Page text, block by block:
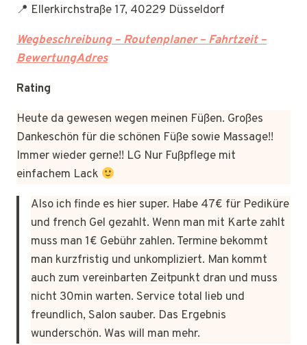
📍 Ellerkirchstraße 17, 40229 Düsseldorf
Wegbeschreibung – Routenplaner – Fahrtzeit –
BewertungAdres
Rating
Heute da gewesen wegen meinen Füßen. Großes
Dankeschön für die schönen Füße sowie Massage!!
Immer wieder gerne!! LG Nur Fußpflege mit
einfachem Lack
Also ich finde es hier super. Habe 47€ für Pediküre
und french Gel gezahlt. Wenn man mit Karte zahlt
muss man 1€ Gebühr zahlen. Termine bekommt
man kurzfristig und unkompliziert. Man kommt
auch zum vereinbarten Zeitpunkt dran und muss
nicht 30min warten. Service total lieb und
freundlich, Salon sauber. Das Ergebnis
wunderschön. Was will man mehr.